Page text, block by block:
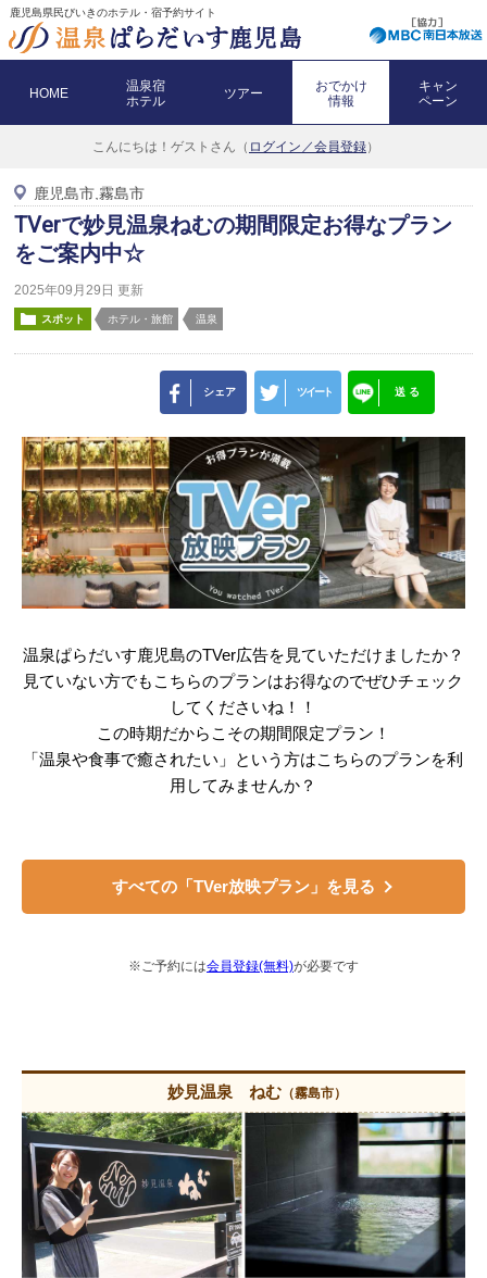
鹿児島県民びいきのホテル・宿予約サイト
HOME
温泉宿
ホテル
ツアー
おでかけ
情報
キャン
ペーン
こんにちは！ ゲストさん（ ログイン／会員登録）
鹿児島市,霧島市
TVerで妙見温泉ねむの期間限定お得なプラン
をご案内中☆
2025年09月29日 更新
スポット ホテル・旅館 温泉
シェア ツイート 送 る
温泉ぱらだいす鹿児島のTVer広告を見ていただけましたか？
見ていない方でもこちらのプランはお得なのでぜひチェック
してくださいね！！
この時期だからこその期間限定プラン！
「温泉や食事で癒されたい」という方はこちらのプランを利
用してみませんか？
すべての「TVer放映プラン」を見る
※ご予約には会員登録(無料)が必要です
妙見温泉 ねむ（霧島市）